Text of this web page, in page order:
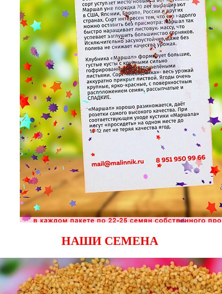
НАШИ СЕМЕНА